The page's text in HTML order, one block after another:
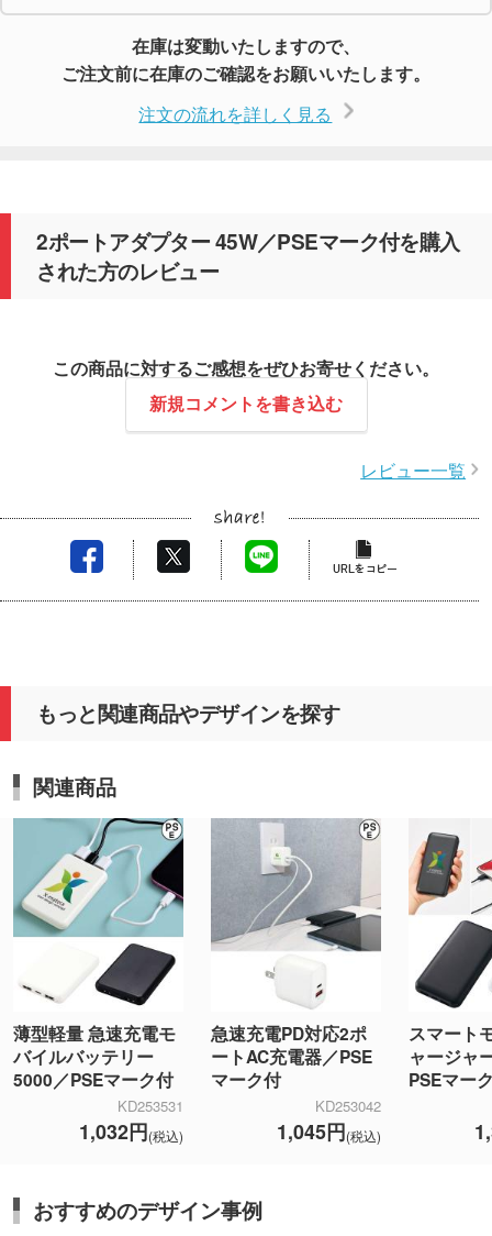
在庫は変動いたしますので、
ご注文前に在庫のご確認をお願いいたします。
注文の流れを詳しく見る
2ポートアダプター 45W／PSEマーク付を購入
された方のレビュー
この商品に対するご感想をぜひお寄せください。
新規コメントを書き込む
レビュー一覧
もっと関連商品やデザインを探す
関連商品
薄型軽量 急速充電モ
バイルバッテリー
5000／PSEマーク付
KD253531
1,032円(税込)
急速充電PD対応2ポ
ートAC充電器／PSE
マーク付
KD253042
1,045円(税込)
スマート
ャージャ
PSEマー
おすすめのデザイン事例